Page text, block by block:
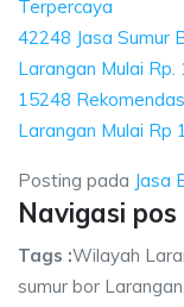
Terpercaya
42248 Jasa Sumur
Larangan Mulai Rp.
15248
Larangan Mulai Rp
Posting pada Jasa
Navigasi pos
Tags :Wilayah
sumur bor